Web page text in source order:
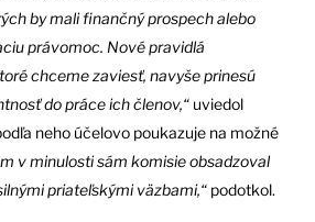
by mali finančný prospech alebo
právomoc. Nové pravidlá
chceme zaviesť, navyše prinesú
do práce ich členov,“ uviedol
neho účelovo poukazuje na možné
v minulosti sám komisie obsadzoval
priateľskými väzbami,“ podotkol.